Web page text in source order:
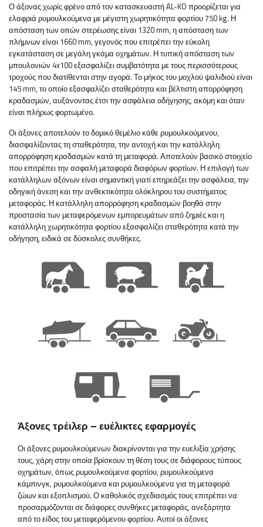
Ο άξονας χωρίς φρένο από τον κατασκευαστή AL-KO προορίζεται για
ελαφριά ρυμουλκούμενα με μέγιστη χωρητικότητα φορτίου 750 kg. Η
απόσταση των οπών στερέωσης είναι 1320 mm, η απόσταση των
πλήμνων είναι 1660 mm, γεγονός που επιτρέπει την εύκολη
εγκατάσταση σε μεγάλη γκάμα οχημάτων. Η τυπική απόσταση των
μπουλονιών 4x100 εξασφαλίζει συμβατότητα με τους περισσότερους
τροχούς που διατίθενται στην αγορά. Το μήκος του μοχλού ψαλιδιού είναι
145 mm, το οποίο εξασφαλίζει σταθερότητα και βέλτιστη απορρόφηση
κραδασμών, αυξάνοντας έτσι την ασφάλεια οδήγησης, ακόμη και όταν
είναι πλήρως φορτωμένο.
Οι άξονες αποτελούν το δομικό θεμέλιο κάθε ρυμουλκούμενου,
διασφαλίζοντας τη σταθερότητα, την αντοχή και την κατάλληλη
απορρόφηση κραδασμών κατά τη μεταφορά. Αποτελούν βασικό στοιχείο
που επιτρέπει την ασφαλή μεταφορά διαφόρων φορτίων. Η επιλογή των
κατάλληλων αξόνων είναι σημαντική γιατί επηρεάζει την ασφάλεια, την
οδηγική άνεση και την ανθεκτικότητα ολόκληρου του συστήματος
μεταφοράς. Η κατάλληλη απορρόφηση κραδασμών βοηθά στην
προστασία των μεταφερόμενων εμπορευμάτων από ζημιές και η
κατάλληλη χωρητικότητα φορτίου εξασφαλίζει σταθερότητα κατά την
οδήγηση, ειδικά σε δύσκολες συνθήκες.
Άξονες τρέιλερ – ευέλικτες εφαρμογές
Οι άξονες ρυμουλκούμενων διακρίνονται για την ευελιξία χρήσης
τους, χάρη στην οποία βρίσκουν τη θέση τους σε διάφορους τύπους
οχημάτων, όπως ρυμουλκούμενα φορτίου, ρυμουλκούμενα
κάμπινγκ, ρυμουλκούμενα και ρυμουλκούμενα για τη μεταφορά
ζώων και εξοπλισμού. Ο καθολικός σχεδιασμός τους επιτρέπει να
προσαρμόζονται σε διάφορες συνθήκες μεταφοράς, ανεξάρτητα
από το είδος του μεταφερόμενου φορτίου. Αυτοί οι άξονες